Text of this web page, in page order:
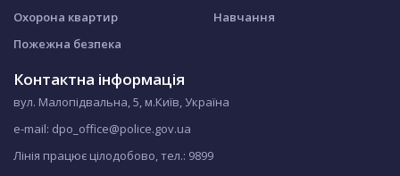
Охорона квартир
Пожежна безпека
Навчання
Контактна інформація
вул. Малопідвальна, 5, м.Київ, Україна
e-mail: dpo_office@police.gov.ua
Лінія працює цілодобово, тел.: 9899